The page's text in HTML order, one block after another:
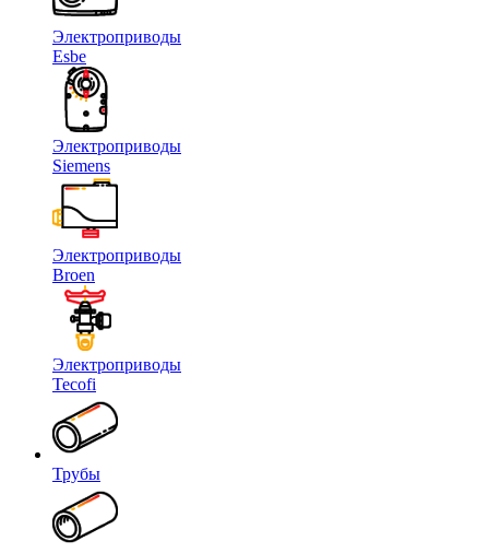
Электроприводы
Esbe
Электроприводы
Siemens
Электроприводы
Broen
Электроприводы
Tecofi
Трубы